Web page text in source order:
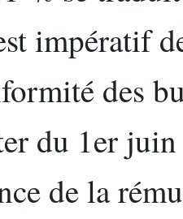
impératif
des
du 1er
de la